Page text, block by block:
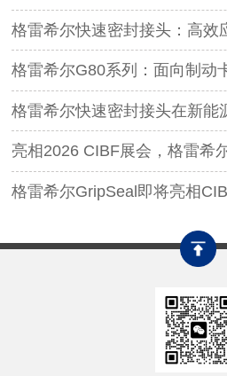
格雷希尔快速密封接头：高效应对新能
格雷希尔G80系列：面向制动卡钳内螺
格雷希尔快速密封接头在新能源电池
亮相2026 CIBF展会，格雷希尔GripSeal
格雷希尔GripSeal即将亮相CIBF2026，